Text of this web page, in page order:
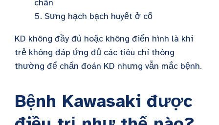
chân
Sưng hạch bạch huyết ở cổ
KD không đầy đủ hoặc không điển hình là khi
trẻ không đáp ứng đủ các tiêu chí thông
thường để chẩn đoán KD nhưng vẫn mắc bệnh.
Bệnh Kawasaki được